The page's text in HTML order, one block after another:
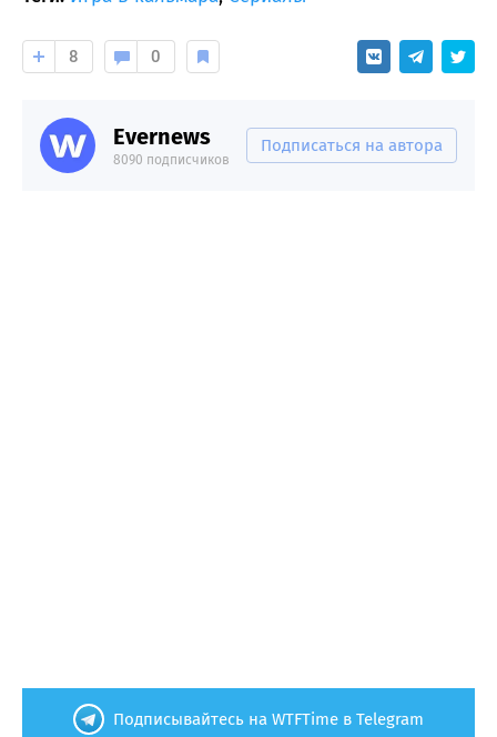
8 0
Evernews
8090 подписчиков
Подписаться на автора
Подписывайтесь на WTFTime в Telegram